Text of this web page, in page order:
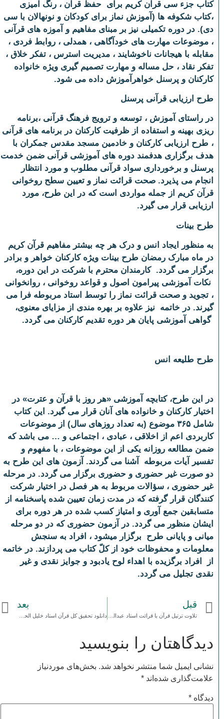
کتاب جزء سی قرآن کریم برای حفظ قرآن ، رنگ آمیزی
،کتاب شکوفه ها (آموزش نماز برای کودکان و نونهالان با سی
دی). در دوره تکمیلی نیز بر مبنای مفاهیم و آموزه های قرآنی
، موضوعات مهارت های خودآگاهی ، همدلی ، روابط فردی ،
مقابله با هیجانات ناخوشایند ، مدیریت استرس ، تفکر خلاق ،
تفکر نقاد ، حل مساله و مهارت تصمیم گیری ویژه خانواده
کارکنان و پرسنل خواهرآموزش داده می شود.
طرح ارزیابی قرآنی پرسنل
در راستای آموزش ، توسعه و ترویج فرهنگ قرآنی ،برنامه
ریزی بهینه و استفاده از ظرفیت کارکنان در برنامه های قرآنی
، طرح ارزیابی کارکنان و خادمین مسجد مقدس جمکران با
هدف برگزاری هدفمند دوره های آموزشی قرآنی ضمن خدمت
پرسنل و برخورداری سواد قرآنی مطلوب و مورد انتظار
انجام می پذیرد. صحت قرائت نماز و تعیین سطح روخوانی
قرآن کریم از جمله مواردی است که در این طرح، مورد
ارزیابی قرار می گیرد.
طرح بینات
به منظور ایجاد انس و درک هر چه بیشتر مفاهیم قرآن کریم
در ماه مبارک رمضان طرح بینات ویژه کارکنان خواهر و برادر
برگزار می گردد. کارمندان محترم با شرکت در این دوره،
نکات آموزشی پیرامون اصول و قواعد روخوانی ، روانخوانی
، تجوید و صحت قرائت نماز را توسط استاد مربوطه فرا می
گیرند. در خاتمه نیز علاوه بر بهره مندی از مزایای معنوی،
گواهی آموزشی پایان هر دوره تقدیم کارکنان می گردد.
طرح طلیعه انس
در این طرح، کتابچه آموزشی «هر روز با قرآن و عترت» در
اختیار کارکنان و خانواده های آنان قرار می گیرد. این کتاب
شامل ۳۶۵ موضوع (به تعداد روزهای سال) از موضوعات
کاربردی اعم از اخلاقی ، عبادی ، اجتماعی و … می باشد که
ضمن مطالعه روزانه یکی از این موضوعات ، با مفهوم و
تفسیر آیات مربوطه آشنا می گردند. آزمون های این طرح به
دو صورت غیر حضوری و حضوری برگزار می گردد. در مرحله
غیر حضوری ، سؤالات مربوط به هر فصل در اختیار شرکت
کنندگان قرار گرفته که در مدت زمان تعیین شده پاسخنامه از
متسابقین جمع آوری و امتیاز کسب شده در هر دوره برای
ایشان منظور می گردد. در آزمون حضوری که در دو مرحله
میانی و پایانی طرح برگزار میشود ، افراد به سنجش
معلومات و محفوظات خود از کلّ کتاب می پردازند. در خاتمه
از افراد برگزیده با اهداء لوح یادبود و جوایز نقدی و غیر
نقدی تجلیل می گردد.
قبل
تلاوت ترتیل قرآن با قرائت استاد عبدالباسط)
بعد
دانلود تحقیق کل قرآن استاد خلیل الحصری(آموزشی تجویدی)
دیدگاهتان را بنویسید
نشانی ایمیل شما منتشر نخواهد شد. بخش‌های موردنیاز
علامت‌گذاری شده‌اند*
دیدگاه*